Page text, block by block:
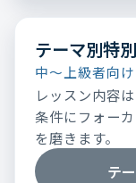
テーマ別特
中～上級者向け
レッスン内容
条件にフォー
を磨きます。
テ